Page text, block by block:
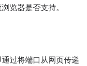
览器是否支持。
过将端口从网页传递